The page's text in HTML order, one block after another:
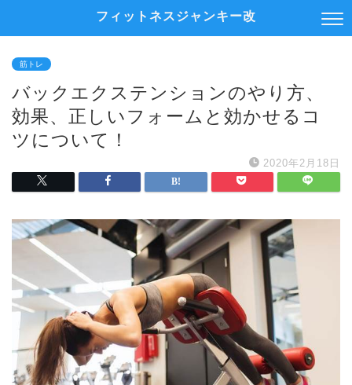
フィットネスジャンキー改
筋トレ
バックエクステンションのやり方、
効果、正しいフォームと効かせるコ
ツについて！
2020年2月18日